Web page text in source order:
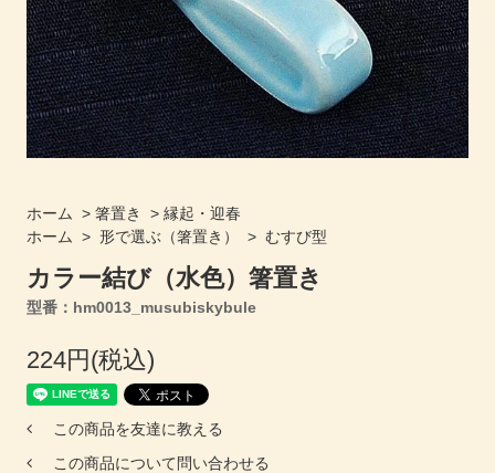
ホーム >箸置き >縁起・迎春
ホーム
>形で選ぶ（箸置き） >むすび型
カラー結び（水色）箸置き
型番：hm0013_musubiskybule
224円(税込)
この商品を友達に教える
この商品について問い合わせる